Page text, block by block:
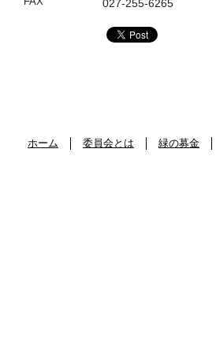
027-255-6265
ホーム 委員会とは 緑の募金